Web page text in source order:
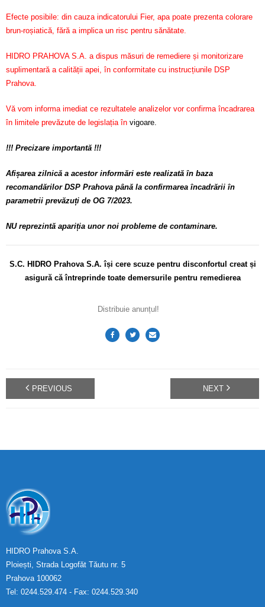
Efecte posibile: din cauza indicatorului Fier, apa poate prezenta colorare
brun-roșiatică, fără a implica un risc pentru sănătate.
HIDRO PRAHOVA S.A. a dispus măsuri de remediere și monitorizare
suplimentară a calității apei, în conformitate cu instrucțiunile DSP
Prahova.
Vă vom informa imediat ce rezultatele analizelor vor confirma încadrarea
în limitele prevăzute de legislația în vigoare.
!!! Precizare importantă !!!
Afișarea zilnică a acestor informări este realizată în baza
recomandărilor DSP Prahova până la confirmarea încadrării în
parametrii prevăzuți de OG 7/2023.
NU reprezintă apariția unor noi probleme de contaminare.
S.C. HIDRO Prahova S.A. își cere scuze pentru disconfortul creat și
asigură că întreprinde toate demersurile pentru remedierea
Distribuie anunțul!
PREVIOUS NEXT
HIDRO Prahova S.A.
Ploiești, Strada Logofăt Tăutu nr. 5
Prahova 100062
Tel: 0244.529.474 - Fax: 0244.529.340